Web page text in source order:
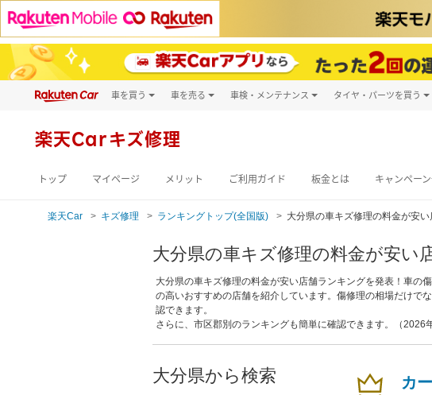
車を買う
新車
車を売る 車検・メンテナンス タイヤ・パーツを買う
楽天Carキズ修理
トップ マイページ メリット ご利用ガイド 板金とは キャンペー
楽天Car キズ修理 ランキングトップ(全国版) 大分県の車キズ修理の料金が安
大分県の車キズ修理の料金が安い
大分県の車キズ修理の料金が安い店舗ランキングを発表！車の
の高いおすすめの店舗を紹介しています。傷修理の相場だけで
認できます。
さらに、市区郡別のランキングも簡単に確認できます。（2026
カ
大分県から検索